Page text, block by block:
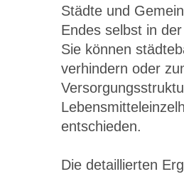
Städte und
Endes selbst in
Sie können
verhindern oder
entschieden.
Die detaillierten